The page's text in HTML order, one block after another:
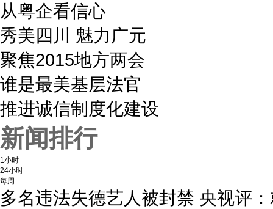
从粤企看信心
秀美四川 魅力广元
聚焦2015地方两会
谁是最美基层法官
推进诚信制度化建设
新闻排行
1小时
24小时
每周
多名违法失德艺人被封禁 央视评